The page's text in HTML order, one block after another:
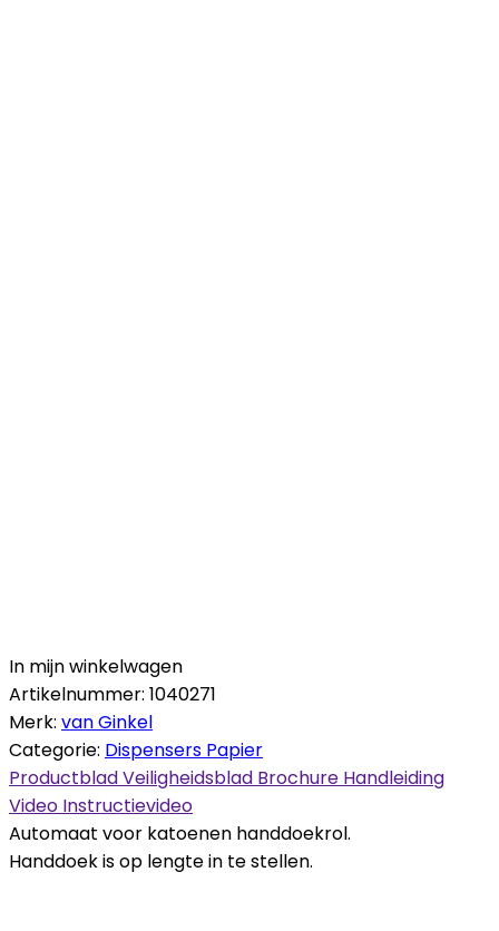
In mijn winkelwagen
Artikelnummer: 1040271
Merk: van Ginkel
Categorie: Dispensers Papier
ProductbladVeiligheidsblad Brochure Handleiding
Video Instructievideo
Automaat voor katoenen handdoekrol.
Handdoek is op lengte in te stellen.